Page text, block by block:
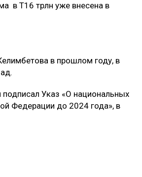
в Т16 трлн уже внесена в
в прошлом году, в
Указ «О национальных
Федерации до 2024 года», в